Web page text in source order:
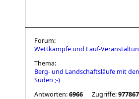
Forum:
Wettkämpfe und Lauf-
Thema:
Berg- und Landschaftsläufe mit
Süden ;-)
Antworten:6966 Zugriffe:977867